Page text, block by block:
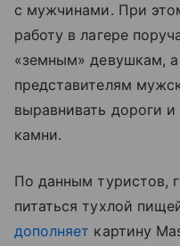
с мужчинами. При
работу в лагере
«земным» девушкам,
представителям
выравнивать дороги
камни.
По данным туристов,
питаться тухлой
дополняет картину